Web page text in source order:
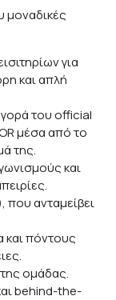
μοναδικές
για
και απλή
του official
μέσα από το
της.
και
ανταμείβει
και πόντους
ομάδας.
behind-the-